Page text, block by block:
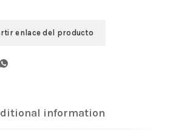
enlace del producto
information